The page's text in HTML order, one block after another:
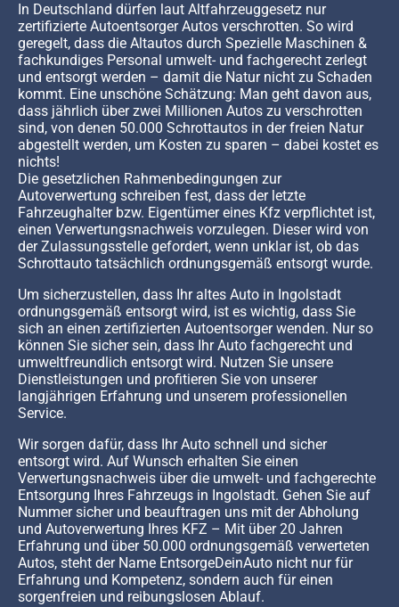
In Deutschland dürfen laut Altfahrzeuggesetz nur
zertifizierte Autoentsorger Autos verschrotten. So wird
geregelt, dass die Altautos durch Spezielle Maschinen &
fachkundiges Personal umwelt- und fachgerecht zerlegt
und entsorgt werden – damit die Natur nicht zu Schaden
kommt. Eine unschöne Schätzung: Man geht davon aus,
dass jährlich über zwei Millionen Autos zu verschrotten
sind, von denen 50.000 Schrottautos in der freien Natur
abgestellt werden, um Kosten zu sparen – dabei kostet es
nichts!
Die gesetzlichen Rahmenbedingungen zur
Autoverwertung schreiben fest, dass der letzte
Fahrzeughalter bzw. Eigentümer eines Kfz verpflichtet ist,
einen Verwertungsnachweis vorzulegen. Dieser wird von
der Zulassungsstelle gefordert, wenn unklar ist, ob das
Schrottauto tatsächlich ordnungsgemäß entsorgt wurde.
Um sicherzustellen, dass Ihr altes Auto in Ingolstadt
ordnungsgemäß entsorgt wird, ist es wichtig, dass Sie
sich an einen zertifizierten Autoentsorger wenden. Nur so
können Sie sicher sein, dass Ihr Auto fachgerecht und
umweltfreundlich entsorgt wird. Nutzen Sie unsere
Dienstleistungen und profitieren Sie von unserer
langjährigen Erfahrung und unserem professionellen
Service.
Wir sorgen dafür, dass Ihr Auto schnell und sicher
entsorgt wird. Auf Wunsch erhalten Sie einen
Verwertungsnachweis über die umwelt- und fachgerechte
Entsorgung Ihres Fahrzeugs in Ingolstadt. Gehen Sie auf
Nummer sicher und beauftragen uns mit der Abholung
und Autoverwertung Ihres KFZ – Mit über 20 Jahren
Erfahrung und über 50.000 ordnungsgemäß verwerteten
Autos, steht der Name EntsorgeDeinAuto nicht nur für
Erfahrung und Kompetenz, sondern auch für einen
sorgenfreien und reibungslosen Ablauf.